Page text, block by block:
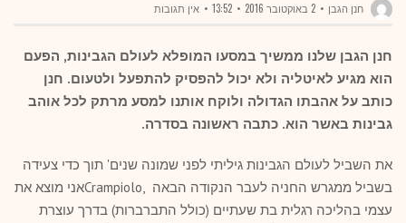
חנן הגבן 2 באוקטובר 2016 13:52 אין תגובות
חנן הגבן שלנו ממשיך במסעו המופלא לעולם הגבינות, הפעם
הוא מגיע לאיטליה ולא יכול להפסיק להתפעל ולטעום. חנן
כותב על אהבתו הגדולה ולוקח אותנו למסע מרתק לכל אוהב
גבינות באשר הוא. כתבה ראשונה בסדרה.
את השביל לעולם הגבינות גיליתי לפני שמונה שנים' תוך כדי צעידה
בשביל ממגרש החניה לעבר הנקודה הבאה ,Crampioloאני מוצא את
עצמי בהליכה רגלית בת שעתיים (כולל התברברות) בדרך עוצרת